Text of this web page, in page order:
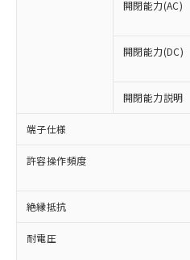
開閉能力(AC)
開閉能力(DC)
開閉能力説明
端子仕様
許容操作頻度
絶縁抵抗
耐電圧
本サービスは、
商品の当社在庫
(税抜)を提供さ
当社制御機器事
本サービスの対
ことをご了承く
在庫状況および
記載している更
タに基づき作成
覧された時点で
準価格とは異な
正式な納期状況
様のお取引先、
調査・確認中：EU
非含有の対応状況を
非該当品：ライセンス
害物質有無と関係のな
仕入先様の事情によ
むを得ず変更すること
*EU RoHS指令（10物質）：
鉛(Pb) 1000ppm以下、 水銀
六価クロム(Cr(Ⅵ)) 1000ppm
類(PBB) 1000ppm以下、ポリ
(PBDE) 1000ppm以下、フ
ル) (DEHP)(別名：DOP)
ルベンジル（BBP）
（DBP） 1000ppm以下、
「○」：最大均質材料
基準値以下であること
「×」：最大均質材料
基準値を超えているこ
「－」：未確認です。
*中国RoHS10物質の基準値
Cr(Ⅵ)(六価クロム) :
ニル類) : 1000ppm、
DBP(フタル酸ジブチル) :
当社は、これら
為替および外国
（以下｢規制貨
または国外への
国政府の輸出許
可)を取得するな
当社は規制貨物
全に破砕するな
記
一定数以上